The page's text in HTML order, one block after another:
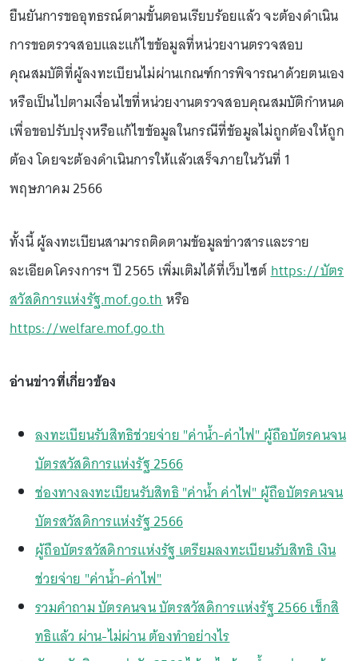
ยืนยันการขออุทธรณ์ตามขั้นตอนเรียบร้อยแล้ว จะต้องดำเนิน
การขอตรวจสอบและแก้ไขข้อมูลที่หน่วยงานตรวจสอบ
คุณสมบัติที่ผู้ลงทะเบียนไม่ผ่านเกณฑ์การพิจารณาด้วยตนเอง
หรือเป็นไปตามเงื่อนไขที่หน่วยงานตรวจสอบคุณสมบัติกำหนด
เพื่อขอปรับปรุงหรือแก้ไขข้อมูลในกรณีที่ข้อมูลไม่ถูกต้องให้ถูก
ต้อง โดยจะต้องดำเนินการให้แล้วเสร็จภายในวันที่ 1
พฤษภาคม 2566
ทั้งนี้ ผู้ลงทะเบียนสามารถติดตามข้อมูลข่าวสารและราย
ละเอียดโครงการฯ ปี 2565 เพิ่มเติมได้ที่เว็บไซต์https://บัตร
สวัสดิการแห่งรัฐ.mof.go.thหรือ
https://welfare.mof.go.th
อ่านข่าวที่เกี่ยวข้อง
ลงทะเบียนรับสิทธิช่วยจ่าย "ค่าน้ำ-ค่าไฟ" ผู้ถือบัตรคนจน
บัตรสวัสดิการแห่งรัฐ 2566
ช่องทางลงทะเบียนรับสิทธิ "ค่าน้ำ ค่าไฟ" ผู้ถือบัตรคนจน
บัตรสวัสดิการแห่งรัฐ 2566
ผู้ถือบัตรสวัสดิการแห่งรัฐ เตรียมลงทะเบียนรับสิทธิ เงิน
ช่วยจ่าย "ค่าน้ำ-ค่าไฟ"
รวมคำถาม บัตรคนจน บัตรสวัสดิการแห่งรัฐ 2566 เช็กสิ
ทธิแล้ว ผ่าน-ไม่ผ่าน ต้องทำอย่างไร